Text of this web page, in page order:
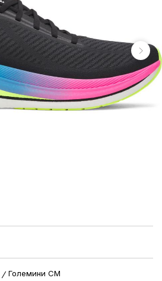
Големини CM